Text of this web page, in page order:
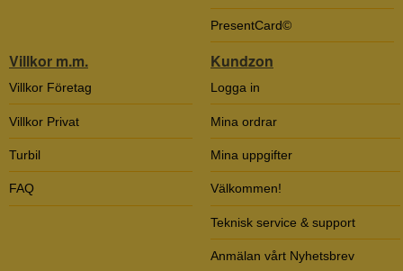
PresentCard©
Villkor m.m.
Villkor Företag
Villkor Privat
Turbil
FAQ
Kundzon
Logga in
Mina ordrar
Mina uppgifter
Välkommen!
Teknisk service & support
Anmälan vårt Nyhetsbrev